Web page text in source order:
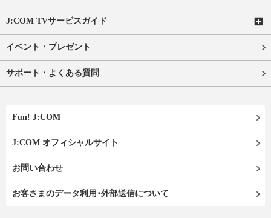
J:COM TVサービスガイド
イベント・プレゼント
サポート・よくある質問
Fun! J:COM
J:COM オフィシャルサイト
お問い合わせ
お客さまのデータ利用･外部送信について